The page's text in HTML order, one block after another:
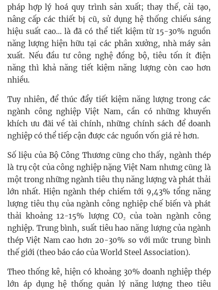
pháp hợp lý hoá quy trình sản xuất; thay thế, cải tạo,
nâng cấp các thiết bị cũ, sử dụng hệ thống chiếu sáng
hiệu suất cao… là đã có thể tiết kiệm từ 15-30% nguồn
năng lượng hiện hữu tại các phân xưởng, nhà máy sản
xuất. Nếu đầu tư công nghệ đồng bộ, tiêu tốn ít điện
năng thì khả năng tiết kiệm năng lượng còn cao hơn
nhiều.
Tuy nhiên, để thúc đẩy tiết kiệm năng lượng trong các
ngành công nghiệp Việt Nam, cần có những khuyến
khích ưu đãi về tài chính, những chính sách để doanh
nghiệp có thể tiếp cận được các nguồn vốn giá rẻ hơn.
Số liệu của Bộ Công Thương cũng cho thấy, ngành thép
là trụ cột của công nghiệp nặng Việt Nam nhưng cũng là
một trong những ngành tiêu thụ năng lượng và phát thải
lớn nhất. Hiện ngành thép chiếm tới 9,43% tổng năng
lượng tiêu thụ của ngành công nghiệp chế biến và phát
thải khoảng 12-15% lượng CO₂ của toàn ngành công
nghiệp. Trung bình, suất tiêu hao năng lượng của ngành
thép Việt Nam cao hơn 20-30% so với mức trung bình
thế giới (theo báo cáo của World Steel Association).
Theo thống kê, hiện có khoảng 30% doanh nghiệp thép
lớn áp dụng hệ thống quản lý năng lượng theo tiêu